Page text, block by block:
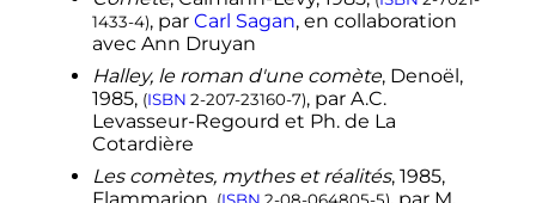
make me suspect, there may be a
far greater Number of them, which
moving in Regions more remote
from the Sun, become very
obscure; and wanting Tails, pass by
us unseen: […] », c'est-à-dire«
qui (ce qui précède) me fait
suspecter (qu')il pourrait y en (les
1433-4), par Carl Sagan, en collaboration
avec Ann Druyan
Halley, le roman d'une comète, Denoël,
1985, (ISBN 2-207-23160-7), par A.C.
Levasseur-Regourd et Ph. de La
Cotardière
Les comètes, mythes et réalités, 1985,
Flammarion, (ISBN 2-08-064805-5), par M.